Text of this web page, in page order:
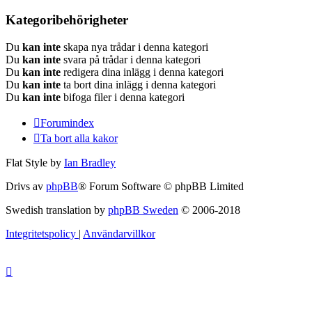
Kategoribehörigheter
Du kan inte skapa nya trådar i denna kategori
Du kan inte svara på trådar i denna kategori
Du kan inte redigera dina inlägg i denna kategori
Du kan inte ta bort dina inlägg i denna kategori
Du kan inte bifoga filer i denna kategori
Forumindex
Ta bort alla kakor
Flat Style by Ian Bradley
Drivs av phpBB® Forum Software © phpBB Limited
Swedish translation by phpBB Sweden © 2006-2018
Integritetspolicy | Användarvillkor